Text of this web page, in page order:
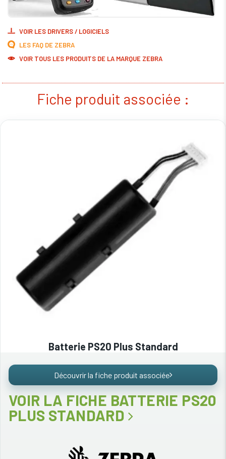
VOIR LES DRIVERS / LOGICIELS
LES FAQ DE ZEBRA
VOIR TOUS LES PRODUITS DE LA MARQUE ZEBRA
Fiche produit associée :
Batterie PS20 Plus Standard
Découvrir la fiche produit associée
VOIR LA FICHE BATTERIE PS20
PLUS STANDARD